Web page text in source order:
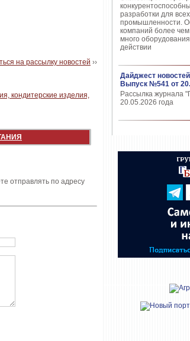
разработки для
промышленности.
компаний более
много
действии
Дайджест
Выпуск №541 от
Рассылка журнала
20.05.2026 года
на рассылку новостей ››
отправлять по адресу